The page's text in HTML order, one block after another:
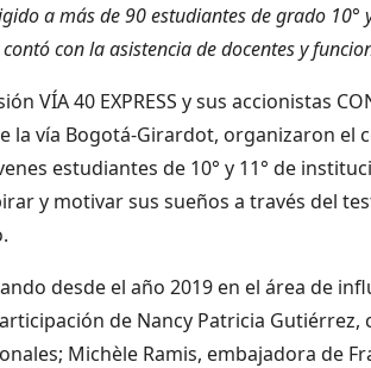
a más de 90 estudiantes de grado
con la asistencia de docentes y
VÍA 40 EXPRESS y sus accionistas
la vía Bogotá-Girardot, organizaron
estudiantes de 10° y 11° de
y motivar sus sueños a través del
desde el año 2019 en el área de
de Nancy Patricia
Michèle Ramis, embajadora de